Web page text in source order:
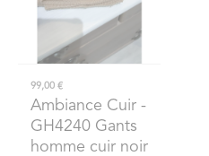
99,00 €
Ambiance Cuir-
GH4240 Gants
homme cuir noir